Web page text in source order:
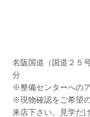
名阪国道（国道２５
分
※整備センターへの
※現物確認をご希望
来店下さい。見学だ